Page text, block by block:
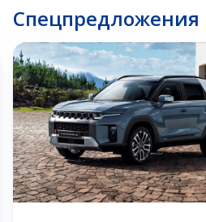
Спецпредложения